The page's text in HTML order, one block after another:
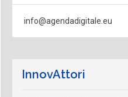
info@agendadigitale.eu
InnovAttori